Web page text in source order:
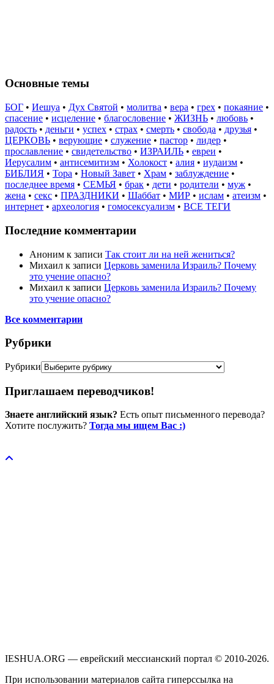
Основные темы
БОГ • Иешуа • Дух Святой • молитва • вера • грех • покаяние •
спасение • исцеление • благословение • ЖИЗНЬ • любовь •
радость • деньги • успех • страх • смерть • свобода • друзья •
ЦЕРКОВЬ • верующие • служение • пастор • лидер •
прославление • свидетельство • ИЗРАИЛЬ • евреи •
Иерусалим • антисемитизм • Холокост • алия • иудаизм •
БИБЛИЯ • Тора • Новый Завет • Храм • заблуждение •
последнее время • СЕМЬЯ • брак • дети • родители • муж •
жена • секс • ПРАЗДНИКИ • Шаббат • МИР • ислам • атеизм •
интернет • археология • гомосексуализм • ВСЕ ТЕГИ
Последние комментарии
Аноним к записи Так стоит ли на ней жениться?
Михаил к записи Церковь заменила Израиль? Почему
это учение опасно?
Михаил к записи Церковь заменила Израиль? Почему
это учение опасно?
Все комментарии
Рубрики
Рубрики
Приглашаем переводчиков!
Знаете английский язык? Есть опыт письменного перевода?
Хотите послужить? Тогда мы ищем Вас :)
IESHUA.ORG — еврейский мессианский портал © 2010-2026.
При использовании материалов сайта гиперссылка на